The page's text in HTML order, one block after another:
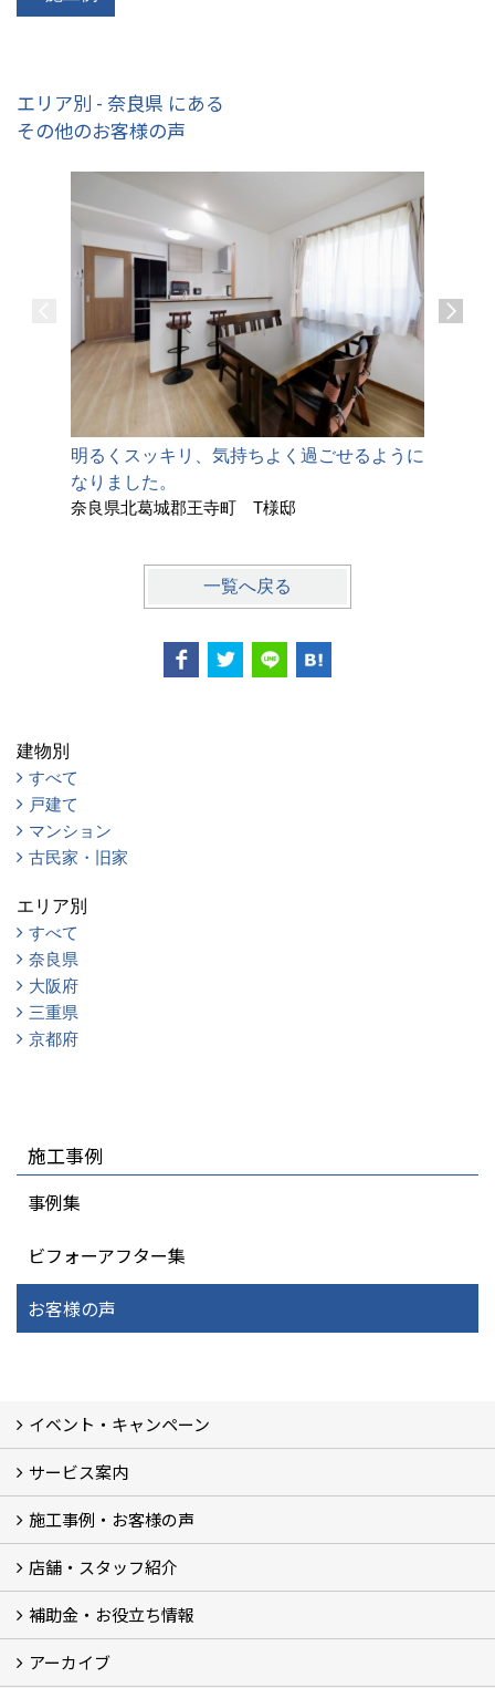
エリア別 - 奈良県 にある
その他のお客様の声
明るくスッキリ、気持ちよく過ごせるように
なりました。
奈良県北葛城郡王寺町 T様邸
一覧へ戻る
建物別
すべて
戸建て
マンション
古民家・旧家
エリア別
すべて
奈良県
大阪府
三重県
京都府
施工事例
事例集
ビフォーアフター集
お客様の声
イベント・キャンペーン
最新のイベント・キャンペーン情報
過去のイベント・キャンペーン
サービス案内
リフォームメニュー (17)
マンションリノベ
外壁塗装リフォーム
防音室リフォーム
近鉄不動産のドッグリフォーム by K・DogSpa
住まいの無料点検
リフォームの流れ
リフォーム成功のQ＆A
保証とアフターサービス
私たちが大切にしていること
安心のリフォーム体制
施工担当者の想い
多種多様なニーズに応える提案力
施工事例・お客様の声
施工事例集
ビフォーアフター集
お客様の声
店舗・スタッフ紹介
店舗 (12)
スタッフ
Googleクチコミ評価
近鉄のリフォーム NEWing (2)
補助金・お役立ち情報
補助金・税制 (3)
コラム
ＳＮＳ
アーカイブ